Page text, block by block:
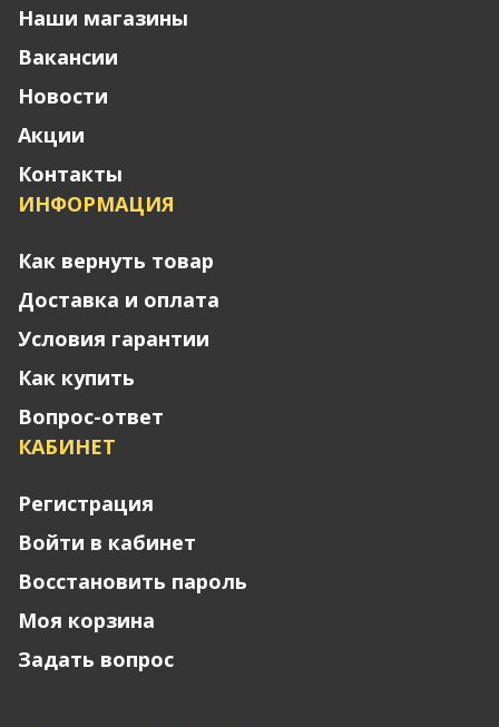
Наши магазины
Вакансии
Новости
Акции
Контакты
ИНФОРМАЦИЯ
Как вернуть товар
Доставка и оплата
Условия гарантии
Как купить
Вопрос-ответ
КАБИНЕТ
Регистрация
Войти в кабинет
Восстановить пароль
Моя корзина
Задать вопрос